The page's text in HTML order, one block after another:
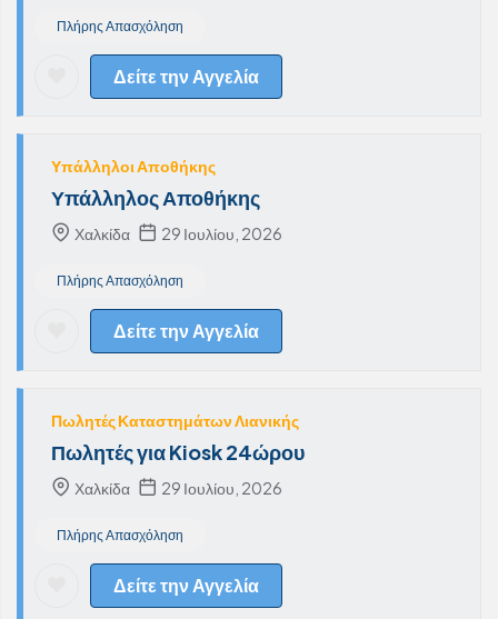
Πλήρης Απασχόληση
Δείτε την Αγγελία
Υπάλληλοι Αποθήκης
Υπάλληλος Αποθήκης
Χαλκίδα 29 Ιουλίου, 2026
Πλήρης Απασχόληση
Δείτε την Αγγελία
Πωλητές Καταστημάτων Λιανικής
Πωλητές για Kiosk 24ώρου
Χαλκίδα 29 Ιουλίου, 2026
Πλήρης Απασχόληση
Δείτε την Αγγελία